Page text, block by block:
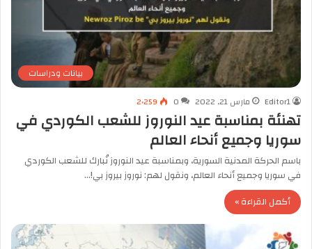
بيانات ودراسات
Editor1
مارس 21, 2022 0 2٬259
تهنئة بمناسبة عيد النوروز للشعب الكوردي في
سوريا وجميع أنحاء العالم
باسم الحركة المدنية السورية، وبمناسبة عيد النوروز نُبارك للشعب الكوردي
في سوريا وجميع أنحاء العالم، ونقول لهم: نوروز بيروز بي!…
أكمل القراءة »